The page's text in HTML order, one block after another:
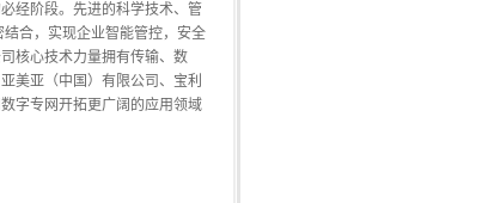
经阶段。先进的科学技术、管
合，实现企业智能管控，安全
核心技术力量拥有传输、数
美亚（中国）有限公司、宝利
字专网开拓更广阔的应用领域